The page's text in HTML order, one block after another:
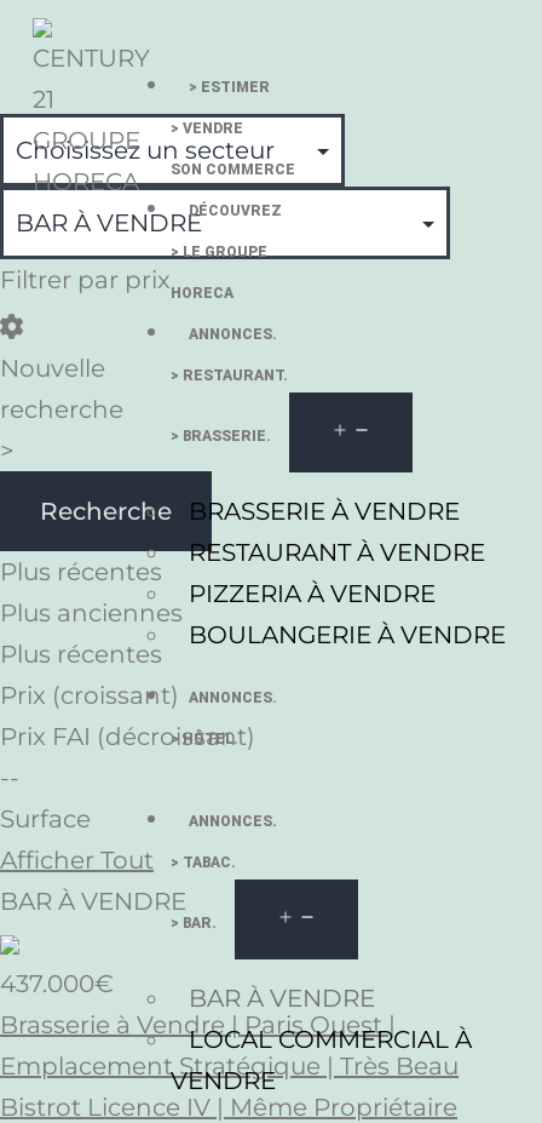
> ESTIMER
> VENDRE
SON COMMERCE
DÉCOUVREZ
> LE GROUPE
HORECA
ANNONCES.
> RESTAURANT.
> BRASSERIE.
BRASSERIE À VENDRE
RESTAURANT À VENDRE
PIZZERIA À VENDRE
BOULANGERIE À VENDRE
ANNONCES.
> HÔTEL.
ANNONCES.
> TABAC.
> BAR.
BAR À VENDRE
LOCAL COMMERCIAL À
VENDRE
Filtrer par prix
Nouvelle
recherche
>
Recherche
Plus récentes
Plus anciennes
Plus récentes
Prix (croissant)
Prix FAI (décroissant)
--
Surface
Afficher Tout
BAR À VENDRE
437.000€
Brasserie à Vendre | Paris Ouest |
Emplacement Stratégique | Très Beau
Bistrot Licence IV | Même Propriétaire